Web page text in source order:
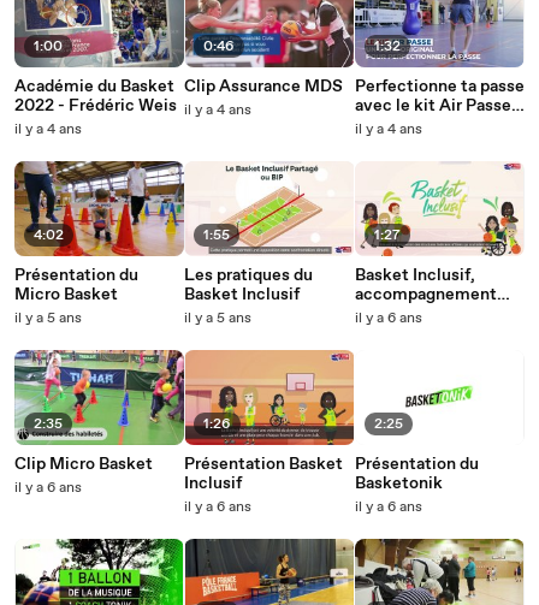
1:00
Académie du Basket
2022 - Frédéric Weis
il y a 4 ans
4:02
Présentation du
Micro Basket
il y a 5 ans
2:35
Clip Micro Basket
il y a 6 ans
0:46
Clip Assurance MDS
il y a 4 ans
1:55
Les pratiques du
Basket Inclusif
il y a 5 ans
1:26
Présentation Basket
Inclusif
il y a 6 ans
1:32
Perfectionne ta passe
avec le kit Air Passe
de la FFBB
il y a 4 ans
1:27
Basket Inclusif,
accompagnement
fédéral
il y a 6 ans
2:25
Présentation du
Basketonik
il y a 6 ans